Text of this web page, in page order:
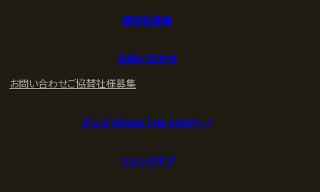
練習生募集
お問い合わせ
お問い合わせご協賛社様募集
グッズ (NOAH THE SHOP) ↗︎
ファンクラブ